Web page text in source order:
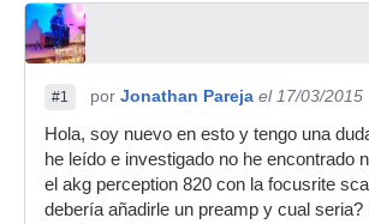
#1 por Jonathan Pareja el 17/03/2015
Hola, soy nuevo en esto y tengo una
he leído e investigado no he encontrado
el akg perception 820 con la focusrite
debería añadirle un preamp y cual